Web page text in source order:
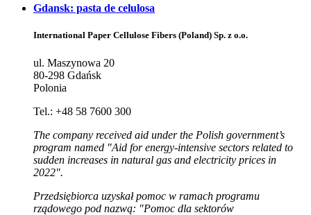
Gdansk: pasta de celulosa
International Paper Cellulose Fibers (Poland) Sp. z o.o.
ul. Maszynowa 20
80-298 Gdańsk
Polonia
Tel.: +48 58 7600 300
The company received aid under the Polish government’s
program named "Aid for energy-intensive sectors related to
sudden increases in natural gas and electricity prices in
2022".
Przedsiębiorca uzyskał pomoc w ramach programu
rządowego pod nazwą: "Pomoc dla sektorów